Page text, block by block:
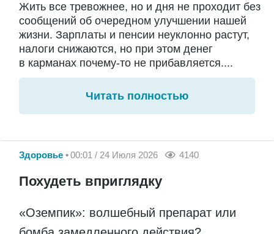
Жить все тревожнее, но и дня не проходит без
сообщений об очередном улучшении нашей
жизни. Зарплаты и пенсии неуклонно растут,
налоги снижаются, но при этом денег
в карманах почему-то не прибавляется....
Читать полностью
Здоровье 00:01 / 24 Июля 2026 4140
Похудеть вприглядку
«Оземпик»: волшебный препарат или